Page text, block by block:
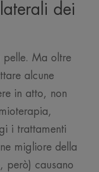
dei
pelle. Ma oltre
alcune
in atto, non
i trattamenti
migliore della
però) causano